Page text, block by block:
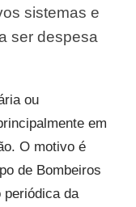
sistemas e
ser despesa
ou
em
O motivo é
de Bombeiros
periódica da